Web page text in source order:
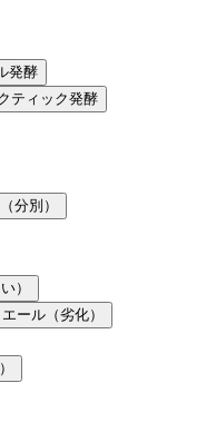
発酵
ティック発酵
分別）
ット（小さな樋 とい）
ール（劣化）